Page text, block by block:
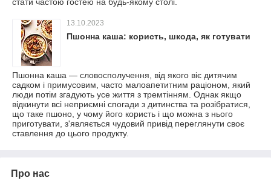
13.10.2023
Пшонна каша: користь, шкода, як готувати
Пшонна каша — словосполучення, від якого віє дитячим
садком і примусовим, часто малоапетитним раціоном, який
люди потім згадують усе життя з тремтінням. Однак якщо
відкинути всі неприємні спогади з дитинства та розібратися,
що таке пшоно, у чому його користь і що можна з нього
приготувати, з'являється чудовий привід переглянути своє
ставлення до цього продукту.
Про нас